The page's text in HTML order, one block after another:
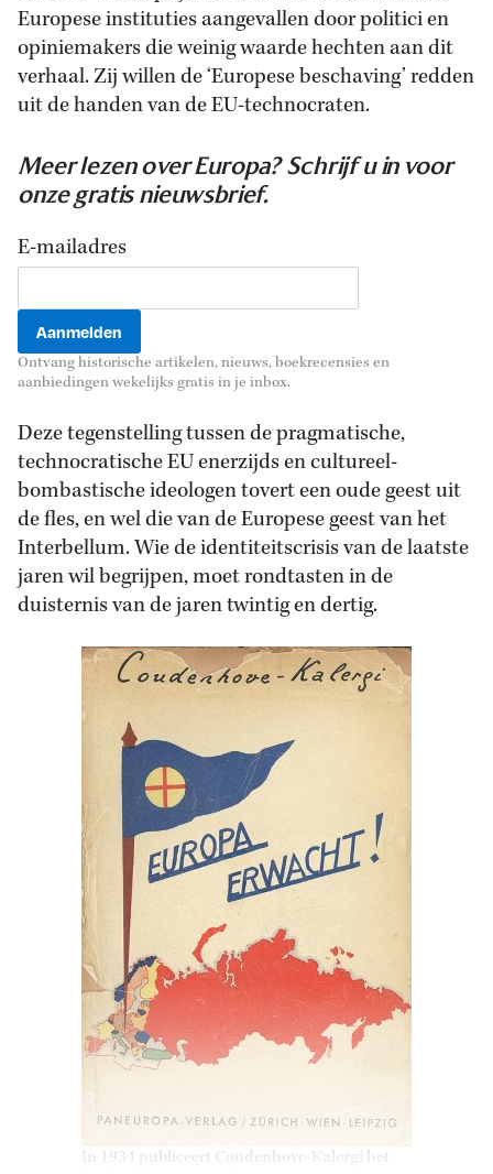
Europese instituties aangevallen door politici en
opiniemakers die weinig waarde hechten aan dit
verhaal. Zij willen de ‘Europese beschaving’ redden
uit de handen van de EU-technocraten.
Meer lezen over Europa? Schrijf u in voor
onze gratis nieuwsbrief.
E-mailadres
Ontvang historische artikelen, nieuws, boekrecensies en
aanbiedingen wekelijks gratis in je inbox.
Deze tegenstelling tussen de pragmatische,
technocratische EU enerzijds en cultureel-
bombastische ideologen tovert een oude geest uit
de fles, en wel die van de Europese geest van het
Interbellum. Wie de identiteitscrisis van de laatste
jaren wil begrijpen, moet rondtasten in de
duisternis van de jaren twintig en dertig.
In 1934 publiceert Coudenhove-Kalergi het